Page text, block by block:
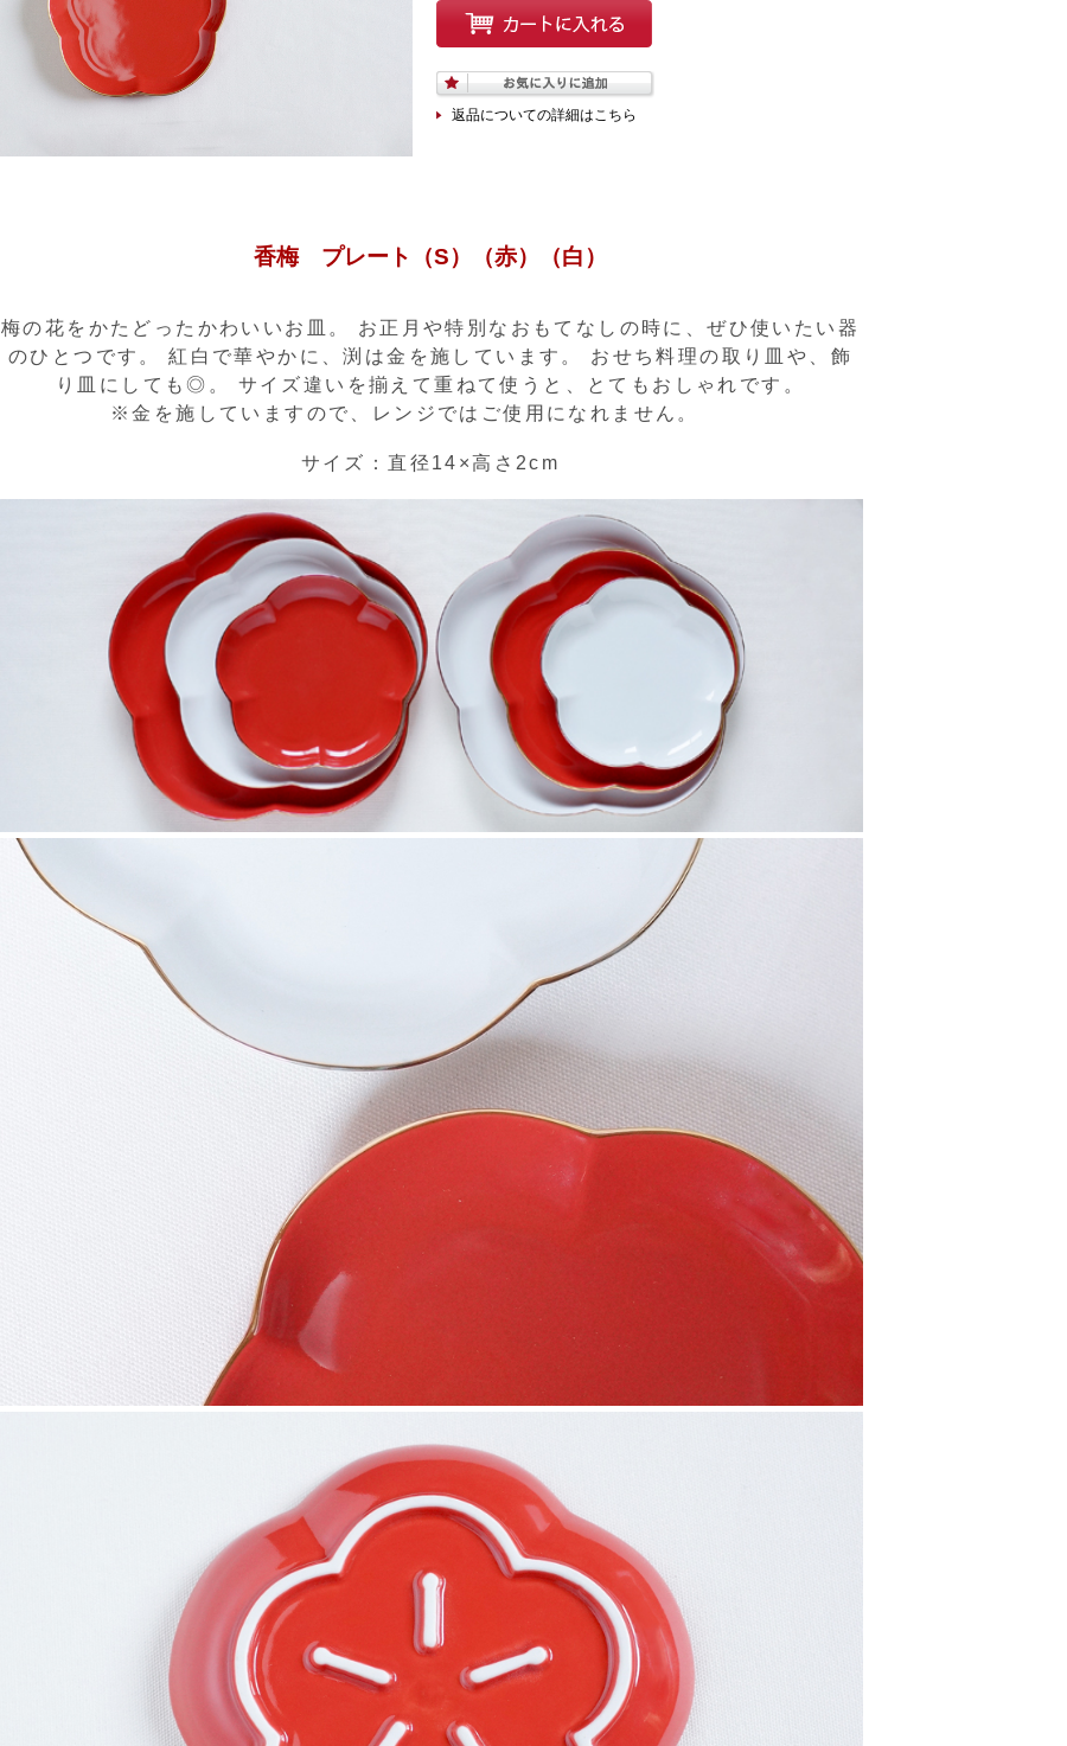
返品についての詳細はこちら
香梅 プレート（S）（赤）（白）
梅の花をかたどったかわいいお皿。 お正月や特別なおもてなしの時に、ぜひ使いたい器
のひとつです。 紅白で華やかに、渕は金を施しています。 おせち料理の取り皿や、飾
り皿にしても◎。 サイズ違いを揃えて重ねて使うと、とてもおしゃれです。
※金を施していますので、レンジではご使用になれません。
サイズ：直径14×高さ2cm